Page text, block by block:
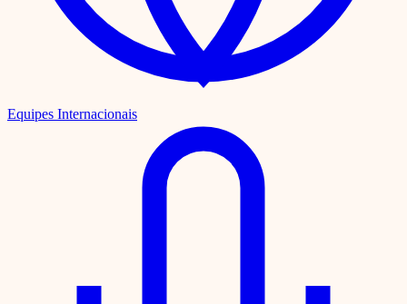
Equipes Internacionais